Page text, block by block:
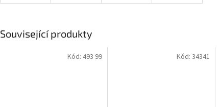
Související produkty
Kód: 493 99 Kód: 34341